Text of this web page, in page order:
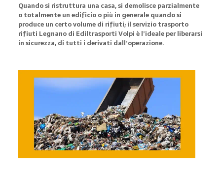
Quando si ristruttura una casa, si demolisce parzialmente
o totalmente un edificio o più in generale quando si
produce un certo volume di rifiuti; il servizio trasporto
rifiuti Legnano di Ediltrasporti Volpi è l’ideale per liberarsi
in sicurezza, di tutti i derivati dall’operazione.